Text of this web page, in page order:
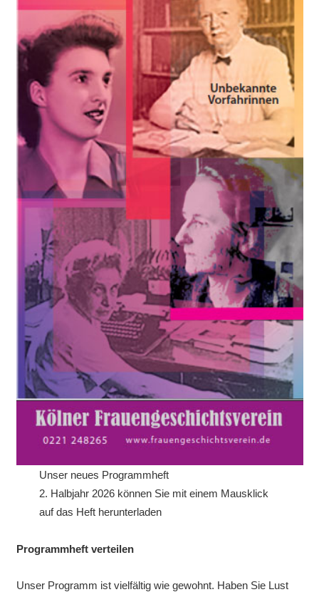
Unser neues Programmheft
2. Halbjahr 2026 können Sie mit einem Mausklick
auf das Heft herunterladen
Programmheft verteilen
Unser Programm ist vielfältig wie gewohnt. Haben Sie Lust